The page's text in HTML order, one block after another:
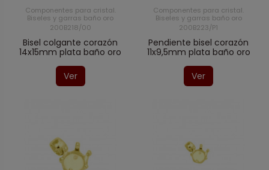
Componentes para cristal.
Biseles y garras baño oro
200B218/00
Bisel colgante corazón
14x15mm plata baño oro
Ver
Componentes para cristal.
Biseles y garras baño oro
200B223/P1
Pendiente bisel corazón
11x9,5mm plata baño oro
Ver